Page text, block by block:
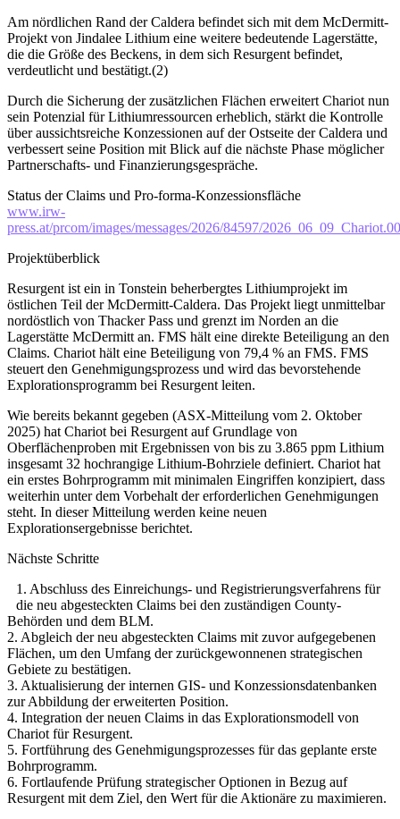
Am nördlichen Rand der Caldera befindet sich mit dem McDermitt-
Projekt von Jindalee Lithium eine weitere bedeutende Lagerstätte,
die die Größe des Beckens, in dem sich Resurgent befindet,
verdeutlicht und bestätigt.(2)
Durch die Sicherung der zusätzlichen Flächen erweitert Chariot nun
sein Potenzial für Lithiumressourcen erheblich, stärkt die Kontrolle
über aussichtsreiche Konzessionen auf der Ostseite der Caldera und
verbessert seine Position mit Blick auf die nächste Phase möglicher
Partnerschafts- und Finanzierungsgespräche.
Status der Claims und Pro-forma-Konzessionsfläche
www.irw-
press.at/prcom/images/messages/2026/84597/
Projektüberblick
Resurgent ist ein in Tonstein beherbergtes Lithiumprojekt im
östlichen Teil der McDermitt-Caldera. Das Projekt liegt unmittelbar
nordöstlich von Thacker Pass und grenzt im Norden an die
Lagerstätte McDermitt an. FMS hält eine direkte Beteiligung an den
Claims. Chariot hält eine Beteiligung von 79,4 % an FMS. FMS
steuert den Genehmigungsprozess und wird das bevorstehende
Explorationsprogramm bei Resurgent leiten.
Wie bereits bekannt gegeben (ASX-Mitteilung vom 2. Oktober
2025) hat Chariot bei Resurgent auf Grundlage von
Oberflächenproben mit Ergebnissen von bis zu 3.865 ppm Lithium
insgesamt 32 hochrangige Lithium-Bohrziele definiert. Chariot hat
ein erstes Bohrprogramm mit minimalen Eingriffen konzipiert, dass
weiterhin unter dem Vorbehalt der erforderlichen Genehmigungen
steht. In dieser Mitteilung werden keine neuen
Explorationsergebnisse berichtet.
Nächste Schritte
1. Abschluss des Einreichungs- und Registrierungsverfahrens für
die neu abgesteckten Claims bei den zuständigen County-
Behörden und dem BLM.
2. Abgleich der neu abgesteckten Claims mit zuvor aufgegebenen
Flächen, um den Umfang der zurückgewonnenen strategischen
Gebiete zu bestätigen.
3. Aktualisierung der internen GIS- und Konzessionsdatenbanken
zur Abbildung der erweiterten Position.
4. Integration der neuen Claims in das Explorationsmodell von
Chariot für Resurgent.
5. Fortführung des Genehmigungsprozesses für das geplante erste
Bohrprogramm.
6. Fortlaufende Prüfung strategischer Optionen in Bezug auf
Resurgent mit dem Ziel, den Wert für die Aktionäre zu maximieren.